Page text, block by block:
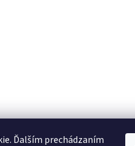
Ďalším prechádzaním